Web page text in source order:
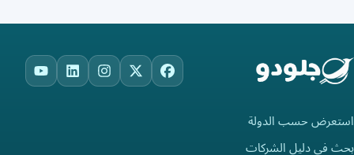
Facebook
X
Instagram
LinkedIn
استعرض حسب الدولة
بحث في دليل الشركات